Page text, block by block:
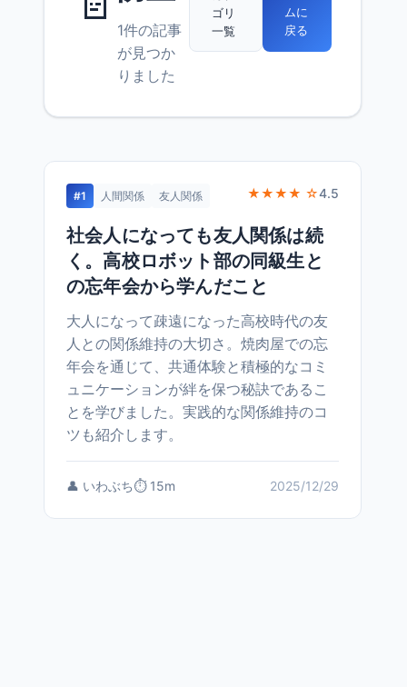
1件の記事
が見つか
りました
ゴリ
一覧
ムに
戻る
#1 人間関係 友人関係 ★★★★ ☆4.5
社会人になっても友人関係は続
く。高校ロボット部の同級生と
の忘年会から学んだこと
大人になって疎遠になった高校時代の友
人との関係維持の大切さ。焼肉屋での忘
年会を通じて、共通体験と積極的なコミ
ュニケーションが絆を保つ秘訣であるこ
とを学びました。実践的な関係維持のコ
ツも紹介します。
👤 いわぶち⏱️ 15m 2025/12/29